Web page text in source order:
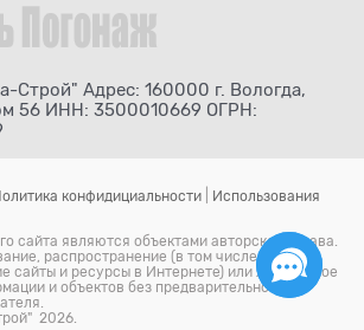
Строй" Адрес: 160000 г. Вологда,
56 ИНН: 3500010669 ОГРН:
конфидициальности
Использования
сайта являются объектами авторского права.
распространение (в том числе путем
сайты и ресурсы в Интернете) или любое иное
и объектов без предварительного
2026.